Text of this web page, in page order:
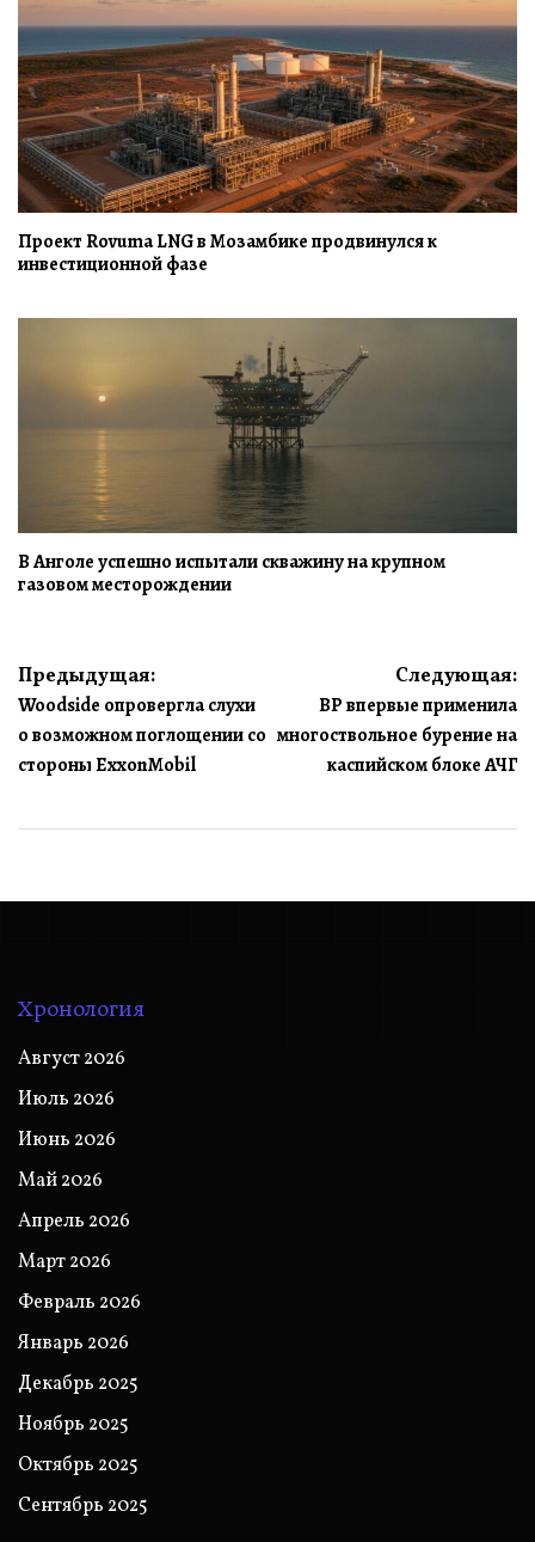
Проект Rovuma LNG в Мозамбике продвинулся к
инвестиционной фазе
В Анголе успешно испытали скважину на крупном
газовом месторождении
Навигация
по
записям
Предыдущая:
Woodside опровергла слухи
о возможном поглощении со
стороны ExxonMobil
Следующая:
BP впервые применила
многоствольное бурение на
каспийском блоке АЧГ
Хронология
Август 2026
Июль 2026
Июнь 2026
Май 2026
Апрель 2026
Март 2026
Февраль 2026
Январь 2026
Декабрь 2025
Ноябрь 2025
Октябрь 2025
Сентябрь 2025